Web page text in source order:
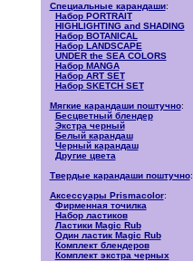
Специальные карандаши:
Набор PORTRAIT
HIGHLIGHTING and SHADING
Набор BOTANICAL
Набор LANDSCAPE
UNDER the SEA COLORS
Набор MANGA
Набор ART SET
Набор SKETCH SET
Мягкие карандаши поштучно:
Бесцветный блендер
Экстра черный
Белый карандаш
Черный карандаш
Другие цвета
Твердые карандаши поштучно:
Аксессуары Prismacolor:
Фирменная точилка
Набор ластиков
Ластики Magic Rub
Один ластик Magic Rub
Комплект блендеров
Комплект экстра черных